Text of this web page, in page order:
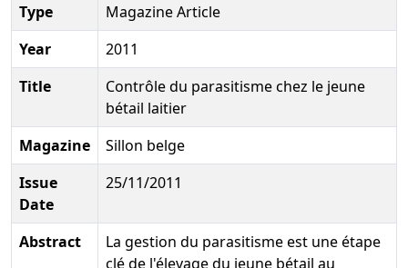
Type
Magazine Article
Year
2011
Title
Contrôle du parasitisme chez le jeune
bétail laitier
Magazine
Sillon belge
Issue
Date
25/11/2011
Abstract
La gestion du parasitisme est une étape
clé de l'élevage du jeune bétail au